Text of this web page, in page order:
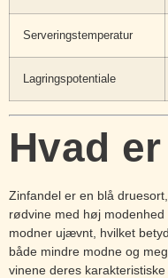
Serveringstemperatur
Lagringspotentiale
Hvad
Zinfandel er en blå
rødvine med høj
modner ujævnt, hvilket
både mindre modne og
vinene deres karakteristiske